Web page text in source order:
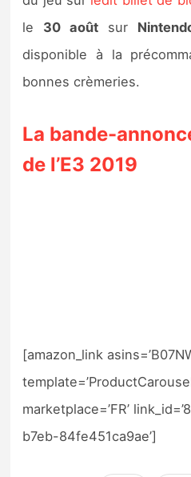
le 30 août sur
disponible à la
bonnes crèmeries.
La bande-
de l’E3 2019
[amazon_link
marketplace=’FR’
b7eb-84fe451ca9ae’]